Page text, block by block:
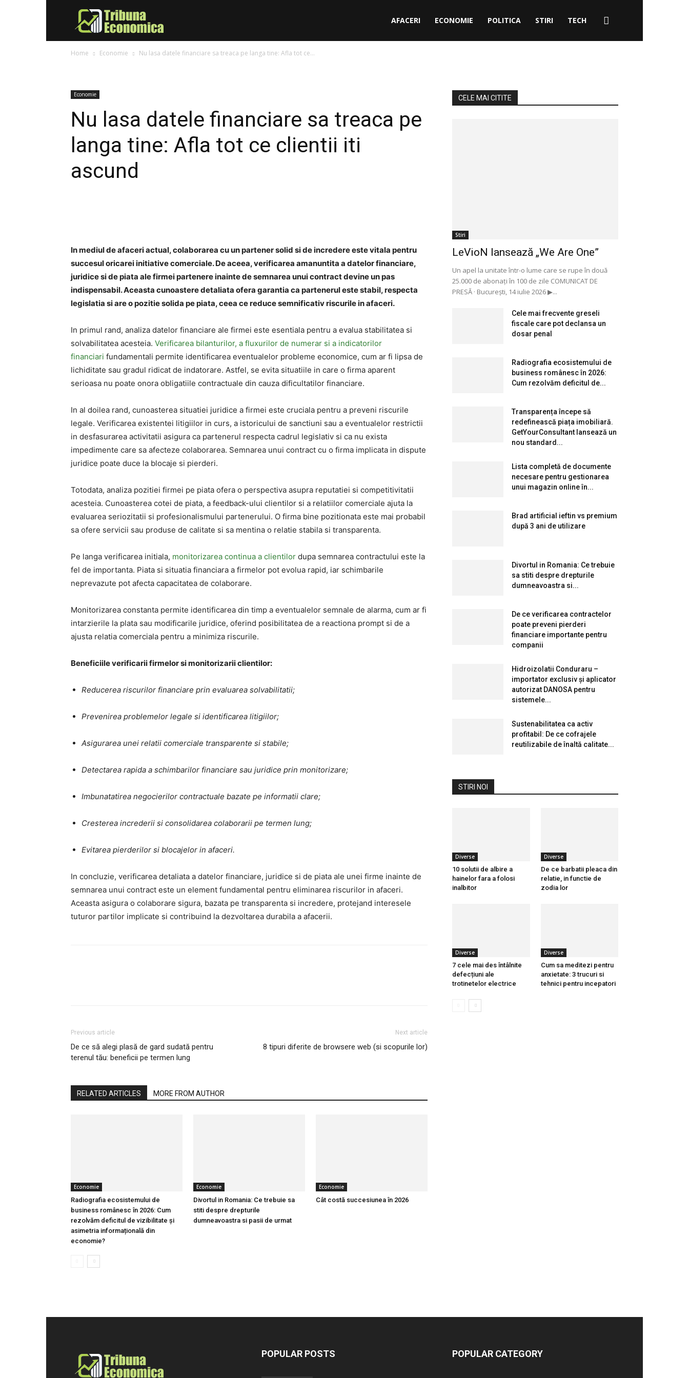
AFACERI ECONOMIE POLITICA STIRI TECH
Home Economie Nu lasa datele financiare sa treaca pe langa tine: Afla tot ce...
Economie
Nu lasa datele financiare sa treaca pe
langa tine: Afla tot ce clientii iti
ascund
In mediul de afaceri actual, colaborarea cu un partener solid si de incredere este vitala pentru
succesul oricarei initiative comerciale. De aceea, verificarea amanuntita a datelor financiare,
juridice si de piata ale firmei partenere inainte de semnarea unui contract devine un pas
indispensabil. Aceasta cunoastere detaliata ofera garantia ca partenerul este stabil, respecta
legislatia si are o pozitie solida pe piata, ceea ce reduce semnificativ riscurile in afaceri.
In primul rand, analiza datelor financiare ale firmei este esentiala pentru a evalua stabilitatea si
solvabilitatea acesteia. Verificarea bilanturilor, a fluxurilor de numerar si a indicatorilor
financiari fundamentali permite identificarea eventualelor probleme economice, cum ar fi lipsa de
lichiditate sau gradul ridicat de indatorare. Astfel, se evita situatiile in care o firma aparent
serioasa nu poate onora obligatiile contractuale din cauza dificultatilor financiare.
In al doilea rand, cunoasterea situatiei juridice a firmei este cruciala pentru a preveni riscurile
legale. Verificarea existentei litigiilor in curs, a istoricului de sanctiuni sau a eventualelor restrictii
in desfasurarea activitatii asigura ca partenerul respecta cadrul legislativ si ca nu exista
impedimente care sa afecteze colaborarea. Semnarea unui contract cu o firma implicata in dispute
juridice poate duce la blocaje si pierderi.
Totodata, analiza pozitiei firmei pe piata ofera o perspectiva asupra reputatiei si competitivitatii
acesteia. Cunoasterea cotei de piata, a feedback-ului clientilor si a relatiilor comerciale ajuta la
evaluarea seriozitatii si profesionalismului partenerului. O firma bine pozitionata este mai probabil
sa ofere servicii sau produse de calitate si sa mentina o relatie stabila si transparenta.
Pe langa verificarea initiala, monitorizarea continua a clientilor dupa semnarea contractului este la
fel de importanta. Piata si situatia financiara a firmelor pot evolua rapid, iar schimbarile
neprevazute pot afecta capacitatea de colaborare.
Monitorizarea constanta permite identificarea din timp a eventualelor semnale de alarma, cum ar fi
intarzierile la plata sau modificarile juridice, oferind posibilitatea de a reactiona prompt si de a
ajusta relatia comerciala pentru a minimiza riscurile.
Beneficiile verificarii firmelor si monitorizarii clientilor:
Reducerea riscurilor financiare prin evaluarea solvabilitatii;
Prevenirea problemelor legale si identificarea litigiilor;
Asigurarea unei relatii comerciale transparente si stabile;
Detectarea rapida a schimbarilor financiare sau juridice prin monitorizare;
Imbunatatirea negocierilor contractuale bazate pe informatii clare;
Cresterea increderii si consolidarea colaborarii pe termen lung;
Evitarea pierderilor si blocajelor in afaceri.
In concluzie, verificarea detaliata a datelor financiare, juridice si de piata ale unei firme inainte de
semnarea unui contract este un element fundamental pentru eliminarea riscurilor in afaceri.
Aceasta asigura o colaborare sigura, bazata pe transparenta si incredere, protejand interesele
tuturor partilor implicate si contribuind la dezvoltarea durabila a afacerii.
Previous article
De ce să alegi plasă de gard sudată pentru
terenul tău: beneficii pe termen lung
Next article
8 tipuri diferite de browsere web (si scopurile lor)
RELATED ARTICLES MORE FROM AUTHOR
Economie
Radiografia ecosistemului de
business românesc în 2026: Cum
rezolvăm deficitul de vizibilitate și
asimetria informațională din
economie?
Economie
Divortul in Romania: Ce trebuie sa
stiti despre drepturile
dumneavoastra si pasii de urmat
Economie
Cât costă succesiunea în 2026
CELE MAI CITITE
Stiri
LeVioN lansează „We Are One”
Un apel la unitate într-o lume care se rupe în două
25.000 de abonați în 100 de zile COMUNICAT DE
PRESĂ · București, 14 iulie 2026 ▶...
Cele mai frecvente greseli
fiscale care pot declansa un
dosar penal
Radiografia ecosistemului de
business românesc în 2026:
Cum rezolvăm deficitul de...
Transparența începe să
redefinească piața imobiliară.
GetYourConsultant lansează un
nou standard...
Lista completă de documente
necesare pentru gestionarea
unui magazin online în...
Brad artificial ieftin vs premium
după 3 ani de utilizare
Divortul in Romania: Ce trebuie
sa stiti despre drepturile
dumneavoastra si...
De ce verificarea contractelor
poate preveni pierderi
financiare importante pentru
companii
Hidroizolatii Conduraru –
importator exclusiv și aplicator
autorizat DANOSA pentru
sistemele...
Sustenabilitatea ca activ
profitabil: De ce cofrajele
reutilizabile de înaltă calitate...
STIRI NOI
Diverse
10 solutii de albire a
hainelor fara a folosi
inalbitor
Diverse
De ce barbatii pleaca din
relatie, in functie de
zodia lor
Diverse
7 cele mai des întâlnite
defecțiuni ale
trotinetelor electrice
Diverse
Cum sa meditezi pentru
anxietate: 3 trucuri si
tehnici pentru incepatori
POPULAR POSTS POPULAR CATEGORY